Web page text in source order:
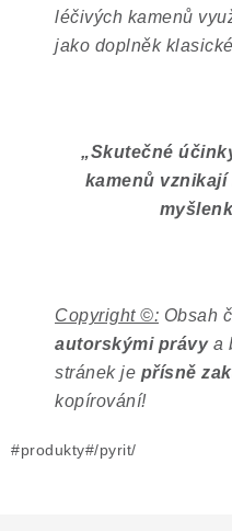
léčivých kamenů
jako doplněk
„Skutečné
kamenů
Copyright ©: Obsah
autorskými právya
stránek je přísně
kopírování!
#produkty#/pyrit/